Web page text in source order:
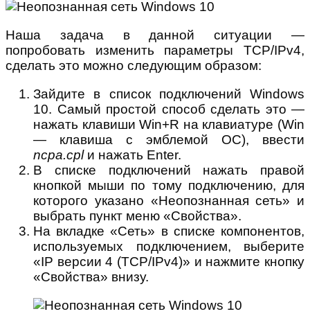
Наша задача в данной ситуации —
попробовать изменить параметры TCP/IPv4,
сделать это можно следующим образом:
Зайдите в список подключений Windows
10. Самый простой способ сделать это —
нажать клавиши Win+R на клавиатуре (Win
— клавиша с эмблемой ОС), ввести
ncpa.cplи нажать Enter.
В списке подключений нажать правой
кнопкой мыши по тому подключению, для
которого указано «Неопознанная сеть» и
выбрать пункт меню «Свойства».
На вкладке «Сеть» в списке компонентов,
используемых подключением, выберите
«IP версии 4 (TCP/IPv4)» и нажмите кнопку
«Свойства» внизу.